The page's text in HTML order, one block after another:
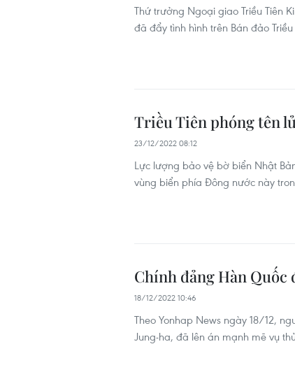
Thứ trưởng Ngoại giao Triều Tiên
đã đẩy tình hình trên Bán đảo
Triều Tiên phóng tên
23/12/2022 08:12
Lực lượng bảo vệ bờ biển Nhật
vùng biển phía Đông nước này
Chính đảng Hàn Quốc
18/12/2022 10:46
Theo Yonhap News ngày 18/12,
Jung-ha, đã lên án mạnh mẽ vụ